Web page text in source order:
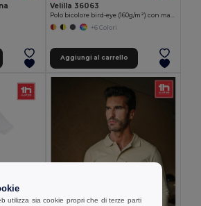
Velilla 36063
+6 Colori
Aggiungi al carrello
utilizza sia cookie propri che di terze parti